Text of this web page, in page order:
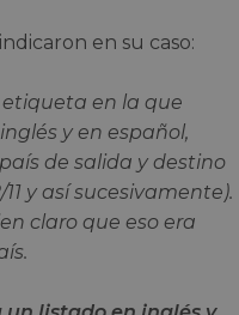
en su caso:
en la que
y en español,
de salida y destino
11 y así sucesivamente).
claro que eso era